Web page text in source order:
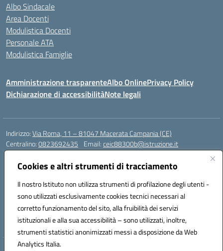
Cookies e altri strumenti di tracciamento
Il nostro Istituto non utilizza strumenti di profilazione degli utenti -
sono utilizzati esclusivamente cookies tecnici necessari al
corretto funzionamento del sito, alla fruibilità dei servizi
istituzionali e alla sua accessibilità – sono utilizzati, inoltre,
strumenti statistici anonimizzati messi a disposizione da Web
Analytics Italia.
Albo Sindacale
Area Docenti
Modulistica Docenti
Personale ATA
Modulistica Famiglie
Amministrazione trasparenteAlbo OnlinePrivacy Policy
Dichiarazione di accessibilitàNote legali
Indirizzo:Via Roma, 11 – 81047 Macerata Campania (CE)
Centralino:0823692435 Email:ceic88300b@istruzione.it
Posta elettronica certificata (PEC):
Codice fiscale: 94017830616
Codice meccanografico:CEIC88300B
DPO Esempio Antonio
e-mail: esempioantonio.dpo@gmail.com
Pec: esempioantonio@pec.it